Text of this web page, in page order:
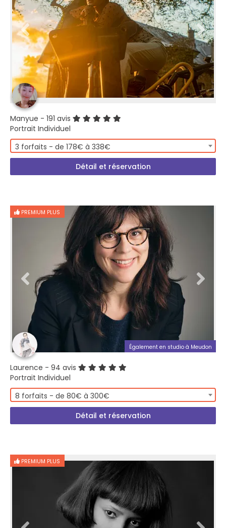
Manyue - 191 avis
Portrait Individuel
3 forfaits - de 178€ à 338€
Détail et réservation
PREMIUM PLUS
Également en studio à Meudon
Laurence - 94 avis
Portrait Individuel
8 forfaits - de 80€ à 300€
Détail et réservation
PREMIUM PLUS